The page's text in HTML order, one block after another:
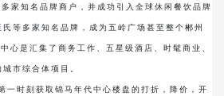
家知名品牌商户，并成功引入全球休闲餐饮品牌
等多家知名品牌，成为五岭广场甚至整个郴州
心是汇集了商务工作、五星级酒店、时髦商业、
市综合体项目。
时刻获取锦马年代中心楼盘的打折，降价，开